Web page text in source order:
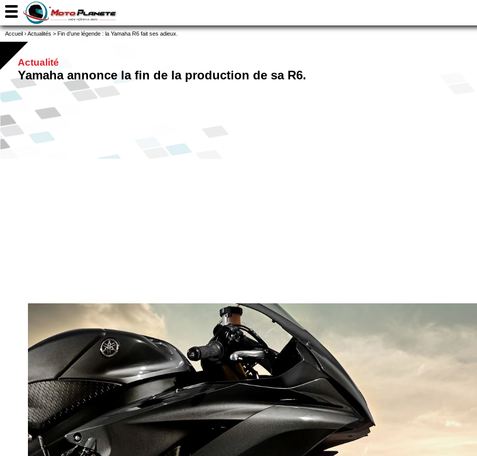
Accueil ›Actualités > Fin d’une légende : la Yamaha R6 fait ses adieux.
Actualité
Yamaha annonce la fin de la production de sa R6.